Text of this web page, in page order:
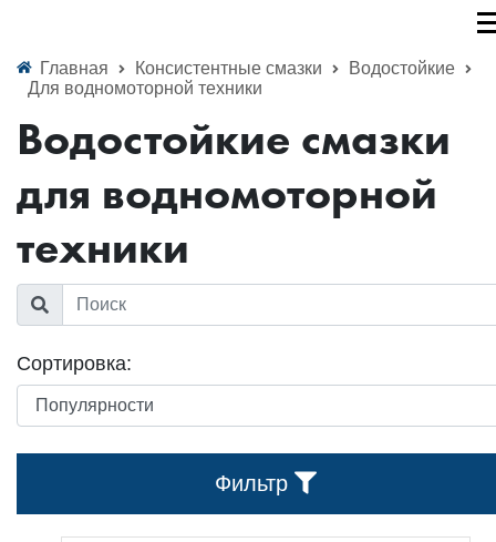
Главная Консистентные смазки
Водостойкие
Для водномоторной техники
Водостойкие смазки
для водномоторной
техники
Сортировка:
Фильтр